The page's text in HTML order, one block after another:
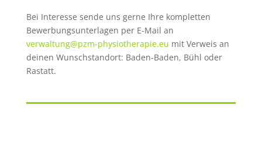
Bei Interesse sende uns gerne Ihre kompletten
Bewerbungsunterlagen per E-Mail an
verwaltung@pzm-physiotherapie.eu mit Verweis an
deinen Wunschstandort: Baden-Baden, Bühl oder
Rastatt.